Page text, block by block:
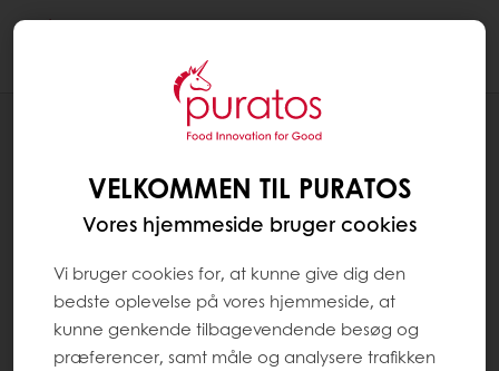
VELKOMMEN TIL PURATOS
Vores hjemmeside bruger cookies
Vi bruger cookies for, at kunne give dig den
bedste oplevelse på vores hjemmeside, at
kunne genkende tilbagevendende besøg og
præferencer, samt måle og analysere trafikken